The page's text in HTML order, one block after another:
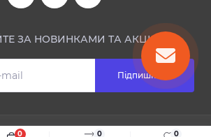
0 0
0
ЗА НОВИНКАМИ ТА АКЦІЯМИ:
Підпишіться